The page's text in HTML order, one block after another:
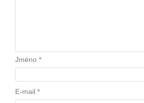
Jméno *
E-mail *